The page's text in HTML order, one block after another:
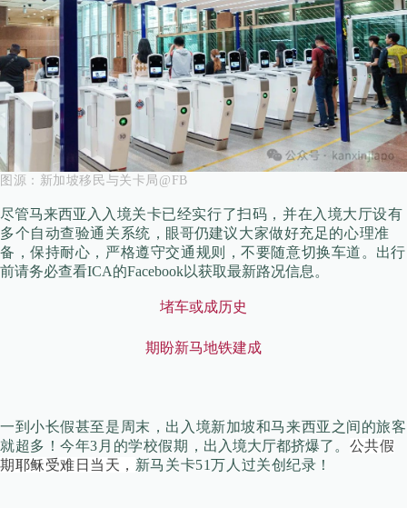
图源： 新加坡移民与关卡局@FB
尽管马来西亚入 入境关卡已经实行了扫码，并在入境大厅设有
多个自动查验通关系统 ，眼哥仍建议大家做好充足的心理准
备，保持耐心，严格遵守交通规则，不要随意切换车道 。出行
前请务必查看ICA的Facebook以获取最新路况信息。
堵车或成历史
期盼新马地铁建成
一到小长假甚至是周末，出入境新加坡和马来西亚之间的旅客
就超多！今年3月的学校假期， 出入境大厅都挤爆了 。 公共假
期耶稣受难日当天， 新马关卡51万人过关创纪录！